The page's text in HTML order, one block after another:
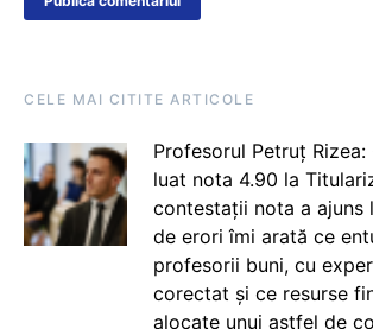
CELE MAI CITITE ARTICOLE
Profesorul Petruț
luat nota 4.90 la
contestații nota a ajuns
de erori îmi arată ce
profesorii buni, cu
corectat și ce resurse
alocate unui astfel de